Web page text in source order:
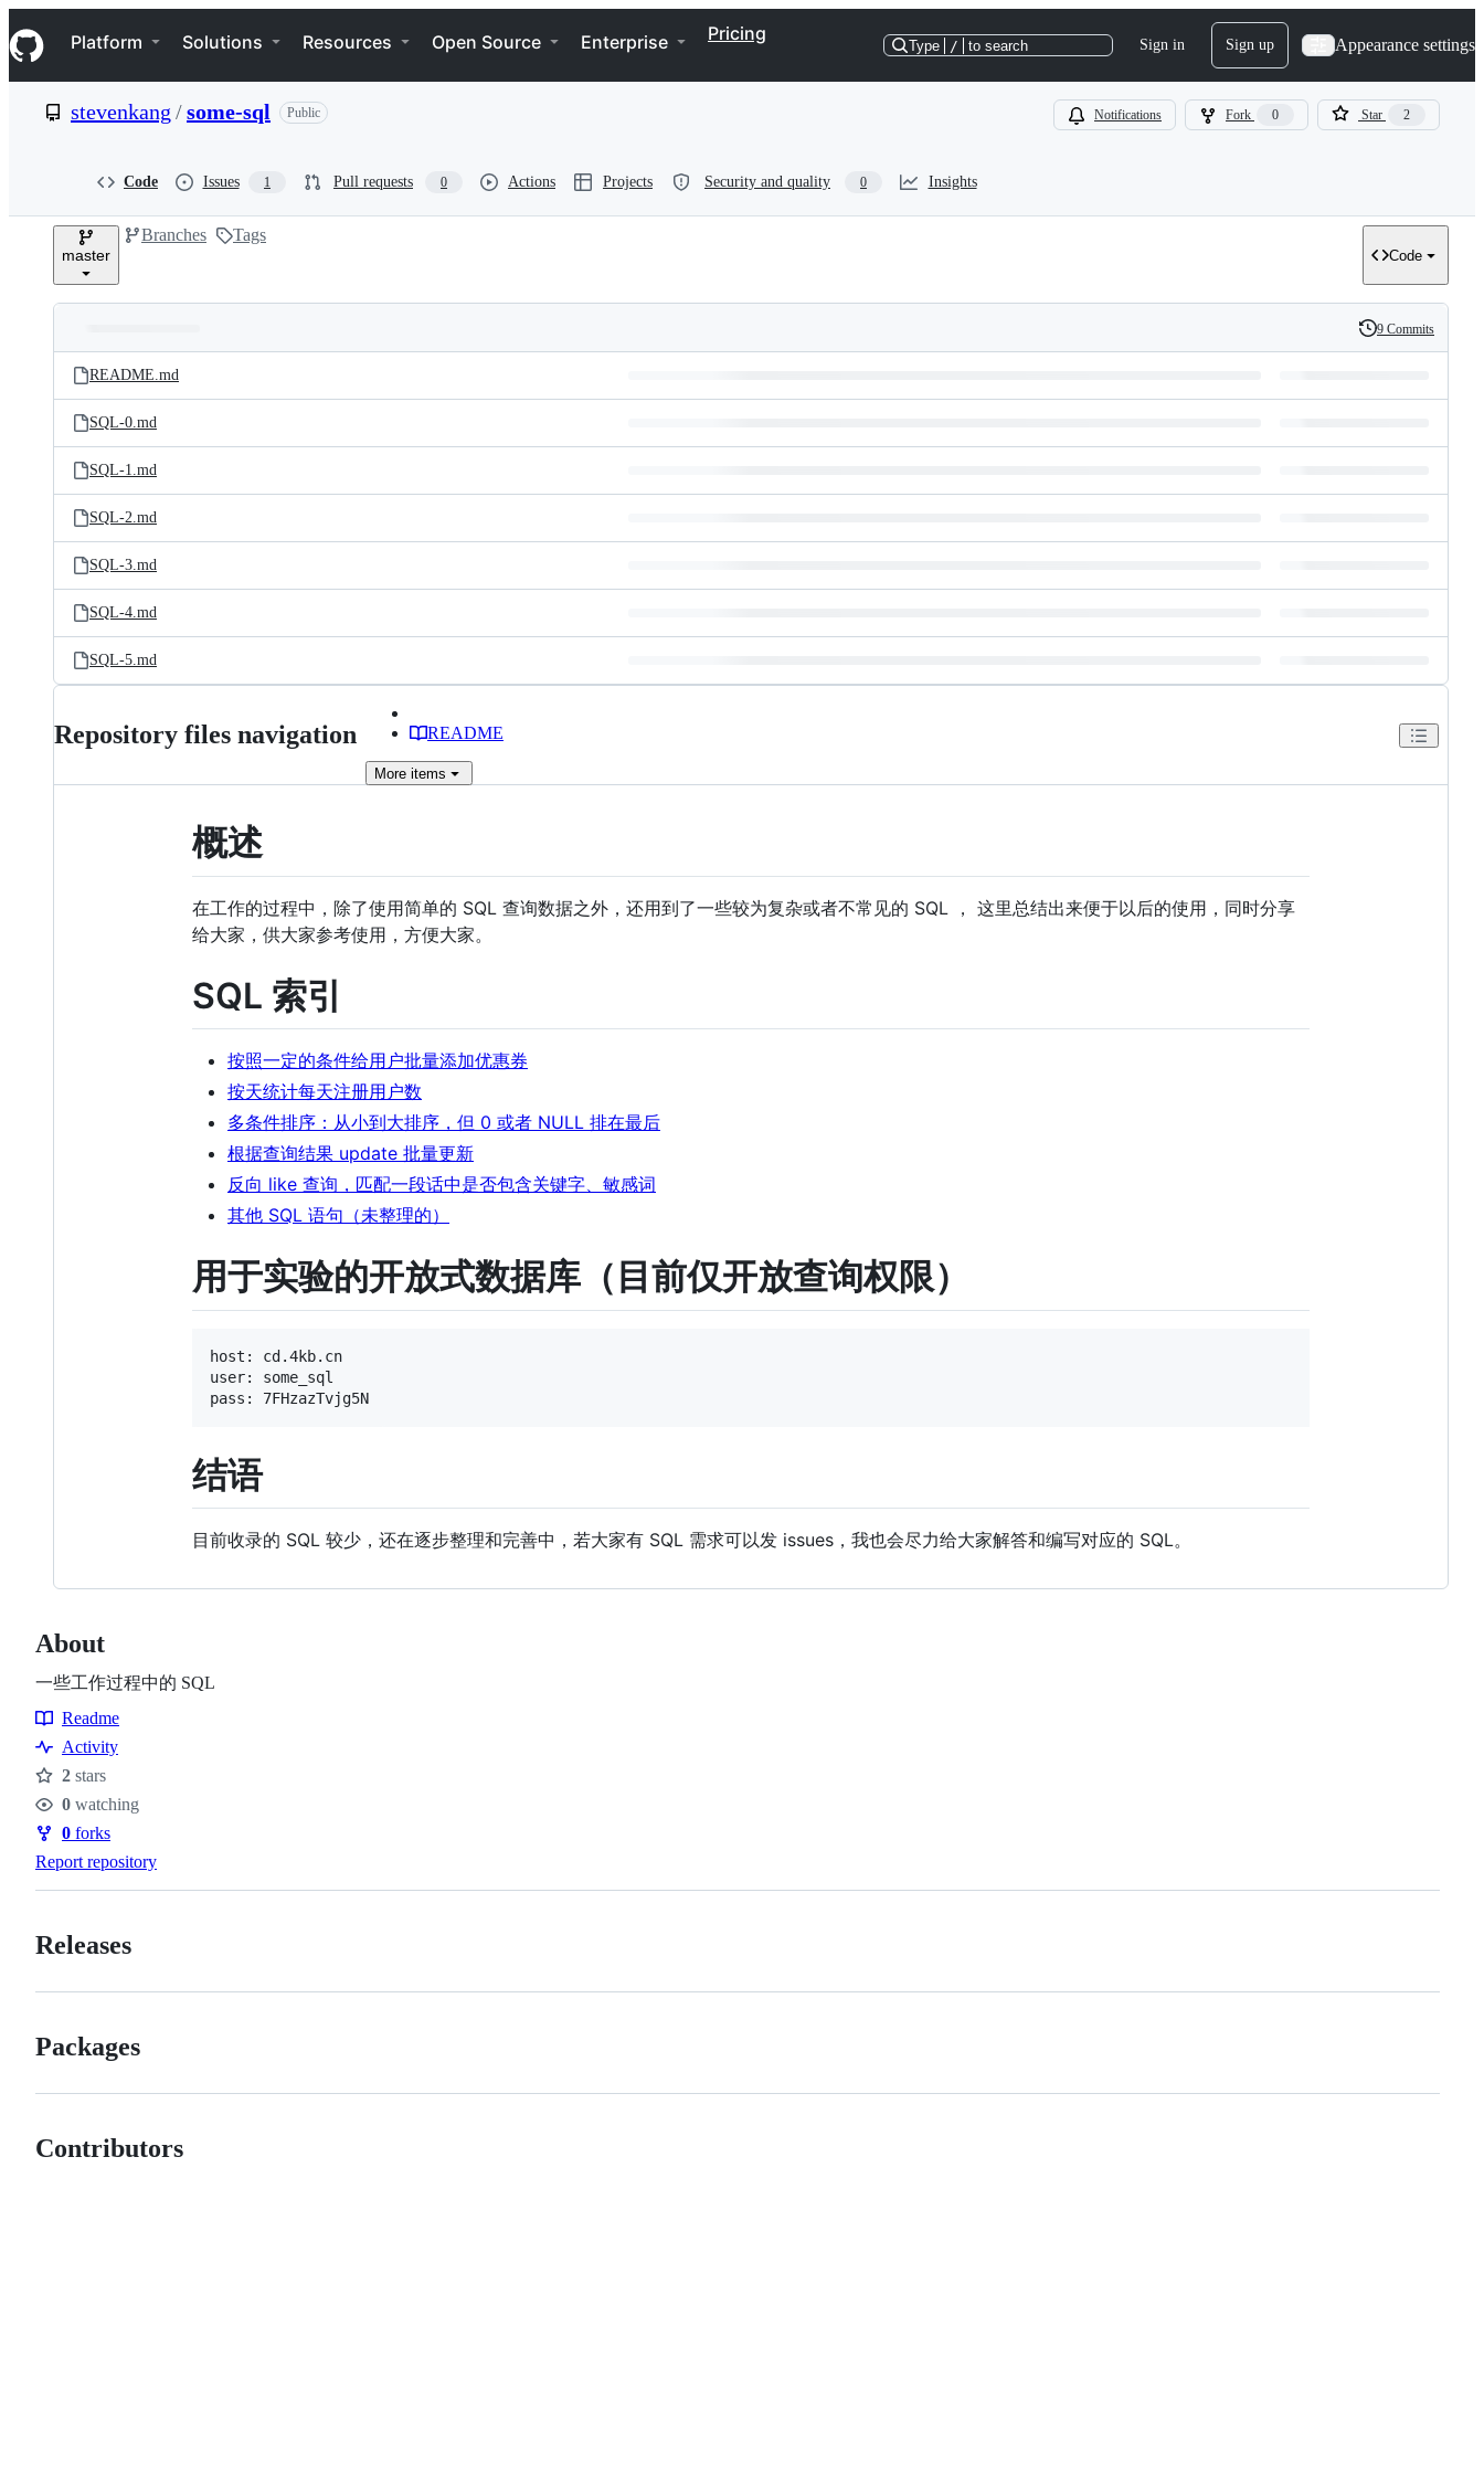
k
i
p
e
Navigation Menu
Platform Solutions Resources Open Source Enterprise Pricing
Type / to search Sign in Sign up Appearance settings
stevenkang /some-sql Public Notifications Fork 0 Star 2
Code Issues 1 Pull requests 0 Actions Projects Security and quality 0 Insights
master
Branches Tags
Code
and
files
Latest
commit
History
9 Commits
README.md
SQL-0.md
SQL-1.md
SQL-2.md
SQL-3.md
SQL-4.md
SQL-5.md
Repository files navigation README
More items
概述
在工作的过程中，除了使用简单的 SQL 查询数据之外，还用到了一些较为复杂或者不常见的 SQL ， 这里总结出来便于以后的使用，同时分享
给大家，供大家参考使用，方便大家。
SQL 索引
按照一定的条件给用户批量添加优惠券
按天统计每天注册用户数
多条件排序：从小到大排序，但 0 或者 NULL 排在最后
根据查询结果 update 批量更新
反向 like 查询，匹配一段话中是否包含关键字、敏感词
其他 SQL 语句（未整理的）
用于实验的开放式数据库（目前仅开放查询权限）
host: cd.4kb.cn
user: some_sql
结语
目前收录的 SQL 较少，还在逐步整理和完善中，若大家有 SQL 需求可以发 issues，我也会尽力给大家解答和编写对应的 SQL。
About
一些工作过程中的 SQL
Resources
Readme
Activity
Stars
2 stars
Watchers
0 watching
Forks
0 forks
Report repository
Releases
Packages
Contributors